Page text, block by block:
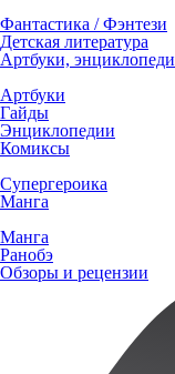
Фантастика / Фэнтези
Детская литература
Артбуки,
Артбуки
Гайды
Энциклопедии
Комиксы
Супергероика
Манга
Манга
Ранобэ
Обзоры и рецензии